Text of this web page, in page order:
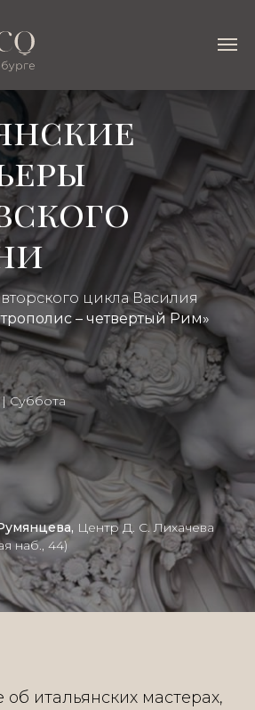
цикла Василия
– четвертый Рим»
| Суббота
Центр Д. С. Лихачева
наб., 44)
итальянских мастерах,